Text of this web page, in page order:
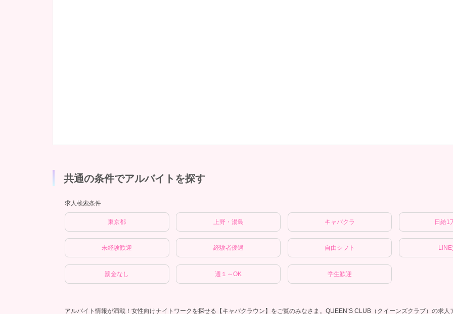
共通の条件でアルバイトを探す
求人検索条件
東京都 上野・湯島 キャバクラ 日給1
未経験歓迎 経験者優遇 自由シフト
罰金なし 週１～OK 学生歓迎
アルバイト情報が満載！女性向けナイトワークを探せる【キャバクラウン】をご覧のみなさま。QUEEN’S CLUB（クイーンズクラブ）の求